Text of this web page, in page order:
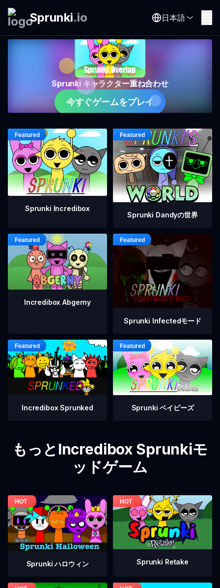
Sprunki.io 日本語
Sprunki キャラクター重ね合わせ
今すぐゲームをプレイ
Sprunki Incredibox
Sprunki Dandyの世界
Incredibox Abgerny
Sprunki Infectedモード
Incredibox Sprunked Sprunki ベイビーズ
もっとIncredibox Sprunkiモ
ッドゲーム
Sprunki ハロウィン Sprunki Retake